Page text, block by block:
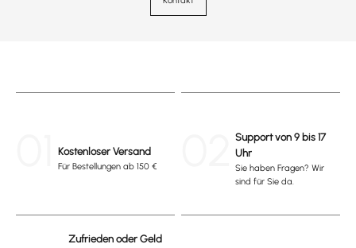
Kostenloser Versand
Für Bestellungen ab 150 €
Support von 9 bis 17
Uhr
Sie haben Fragen? Wir
sind für Sie da.
Zufrieden oder Geld